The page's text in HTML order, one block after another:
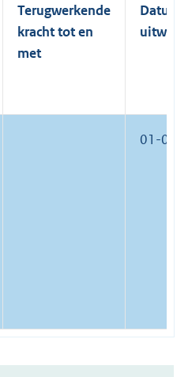
Terugwerkende
kracht tot en
met
Datum
01-01-